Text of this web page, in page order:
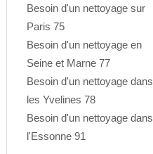
Besoin d'un nettoyage sur
Paris 75
Besoin d'un nettoyage en
Seine et Marne 77
Besoin d'un nettoyage dans
les Yvelines 78
Besoin d'un nettoyage dans
l'Essonne 91